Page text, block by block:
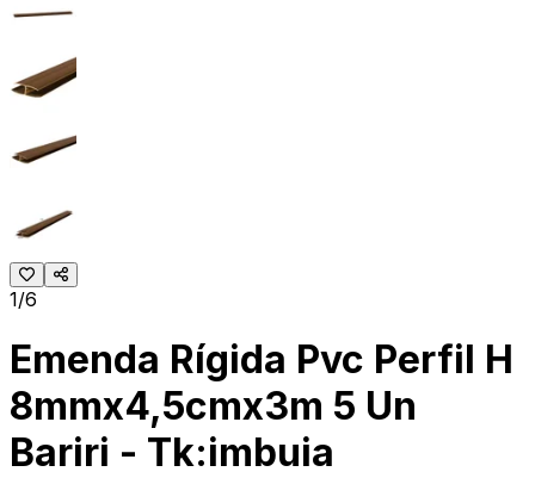
1/6
Emenda Rígida Pvc Perfil H
8mmx4,5cmx3m 5 Un
Bariri - Tk:imbuia